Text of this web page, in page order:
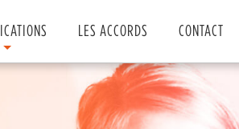
LES ACCORDS CONTACT